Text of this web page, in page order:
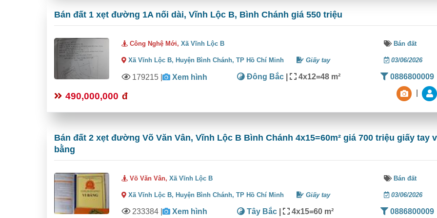
Bán đất 1 xẹt đường 1A nối dài, Vĩnh Lộc B, Bình Chánh giá 550 triệu
Công Nghệ Mới,Xã Vĩnh Lộc B Bán đất
Xã Vĩnh Lộc B, Huyện Bình Chánh,TP Hồ Chí Minh Giấy tay 03/06/2026
179215 | Xem hình Đông Bắc| 4x12=48 m² 0886800009
490,000,000 đ
Bán đất 2 xẹt đường Võ Văn Vân, Vĩnh Lộc B Bình Chánh 4x15=60m² giá 700 triệu giấy tay
bằng
Võ Văn Vân,Xã Vĩnh Lộc B Bán đất
Xã Vĩnh Lộc B, Huyện Bình Chánh,TP Hồ Chí Minh Giấy tay 03/06/2026
233384 | Xem hình Tây Bắc| 4x15=60 m² 0886800009